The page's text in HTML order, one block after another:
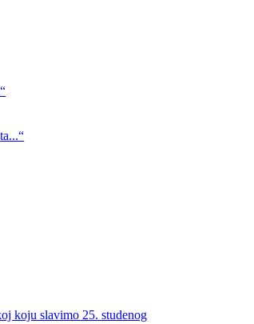
koju slavimo 25. studenog